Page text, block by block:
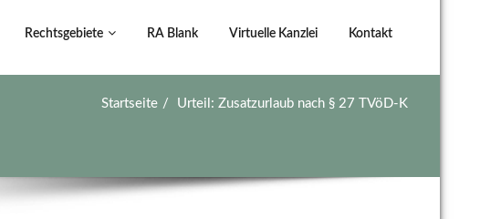
Rechtsgebiete RA Blank Virtuelle Kanzlei Kontakt
Startseite Urteil: Zusatzurlaub nach § 27 TVöD-K